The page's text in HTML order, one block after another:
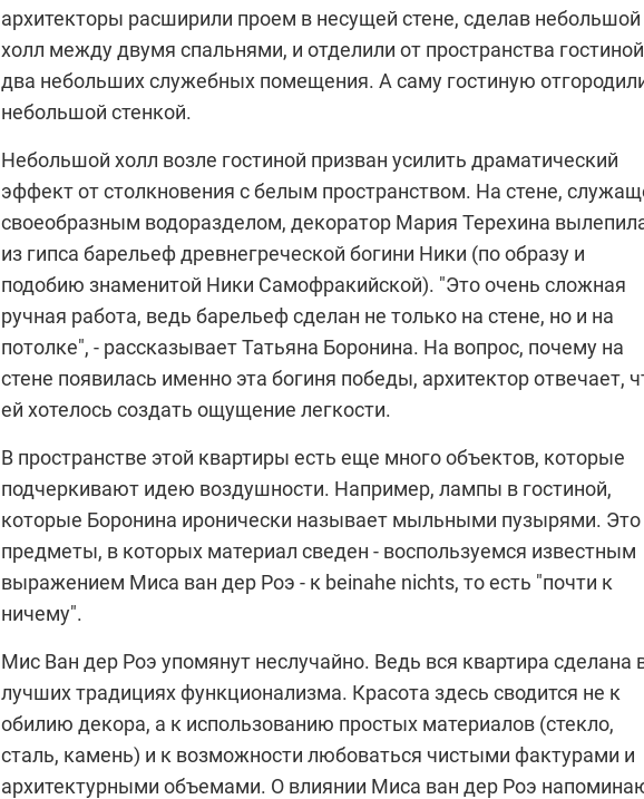
архитекторы расширили проем в несущей стене, сделав небольшой
холл между двумя спальнями, и отделили от пространства гостиной
два небольших служебных помещения. А саму гостиную
небольшой стенкой.
Небольшой холл возле гостиной призван усилить драматический
эффект от столкновения с белым пространством. На стене,
своеобразным водоразделом, декоратор Мария Терехина
из гипса барельеф древнегреческой богини Ники (по образу и
подобию знаменитой Ники Самофракийской). "Это очень сложная
ручная работа, ведь барельеф сделан не только на стене, но и на
потолке", - рассказываетТатьяна Боронина. На вопрос, почему на
стене появилась именно эта богиня победы, архитектор отвечает,
ей хотелось создать ощущение легкости.
В пространстве этой квартиры есть еще много объектов, которые
подчеркивают идею воздушности. Например, лампы в гостиной,
которые Боронина иронически называет мыльными пузырями. Это
предметы, в которых материал сведен - воспользуемся известным
выражением Миса ван дер Роэ - к beinahe nichts, то есть "почти к
ничему".
Мис Ван дер Роэ упомянут неслучайно. Ведь вся квартира сделана
лучших традициях функционализма. Красота здесь сводится не к
обилию декора, а к использованию простых материалов (стекло,
сталь, камень) и к возможности любоваться чистыми фактурами и
архитектурными объемами. О влиянии Миса ван дер Роэ